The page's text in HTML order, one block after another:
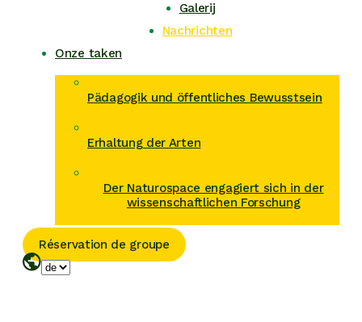
Galerij
Nachrichten
Onze taken
Pädagogik und öffentliches Bewusstsein
Erhaltung der Arten
Der Naturospace engagiert sich in der
wissenschaftlichen Forschung
Réservation de groupe